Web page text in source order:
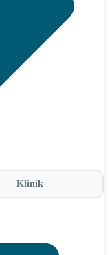
Klinik